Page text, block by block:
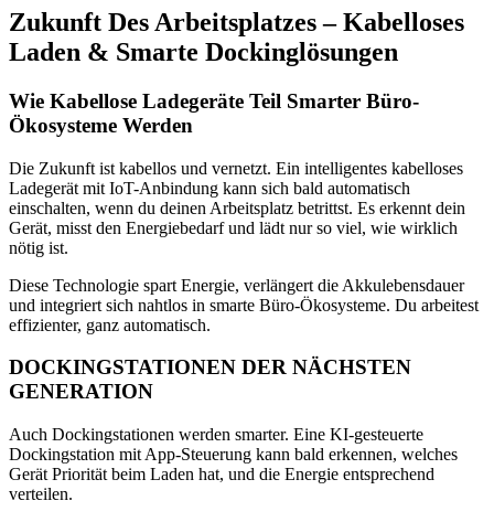
Zukunft Des Arbeitsplatzes – Kabelloses
Laden & Smarte Dockinglösungen
Wie Kabellose Ladegeräte Teil Smarter Büro-
Ökosysteme Werden
Die Zukunft ist kabellos und vernetzt. Ein intelligentes kabelloses
Ladegerät mit IoT-Anbindung kann sich bald automatisch
einschalten, wenn du deinen Arbeitsplatz betrittst. Es erkennt dein
Gerät, misst den Energiebedarf und lädt nur so viel, wie wirklich
nötig ist.
Diese Technologie spart Energie, verlängert die Akkulebensdauer
und integriert sich nahtlos in smarte Büro-Ökosysteme. Du arbeitest
effizienter, ganz automatisch.
DOCKINGSTATIONEN DER NÄCHSTEN
GENERATION
Auch Dockingstationen werden smarter. Eine KI-gesteuerte
Dockingstation mit App-Steuerung kann bald erkennen, welches
Gerät Priorität beim Laden hat, und die Energie entsprechend
verteilen.